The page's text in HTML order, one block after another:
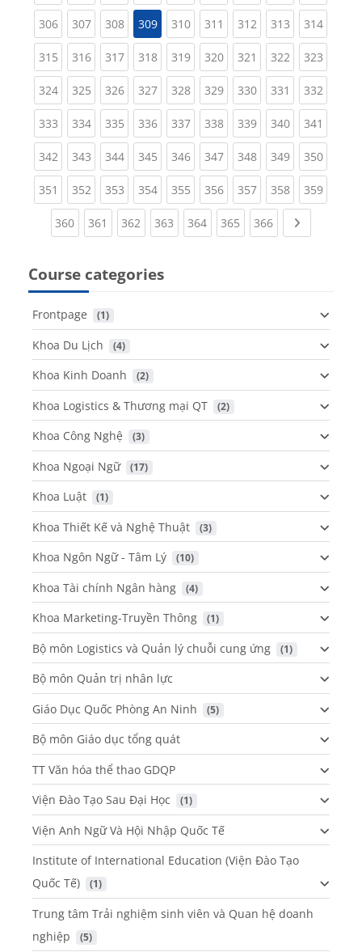
306(current)
307(current)
308(current)
309 310(current)
311 (current)
312(current)
313(current)
314
315(current)
316(current)
317(current)
318(current)
319(current)
320(current)
321 (current)
322(current)
323
324(current)
325(current)
326(current)
327(current)
328(current)
329(current)
330(current)
331 (current)
332
333(current)
334(current)
335(current)
336(current)
337(current)
338(current)
339(current)
340(current)
341
342(current)
343(current)
344(current)
345(current)
346(current)
347(current)
348(current)
349(current)
350
351 (current)
352(current)
353(current)
354(current)
355(current)
356(current)
357(current)
358(current)
359
360(current)
361 (current)
362 (current)
363 (current)
364(current)
365 (current)
366(current)Next page
Course categories
Frontpage (1)
Khoa Du Lịch (4)
Khoa Kinh Doanh (2)
Khoa Logistics & Thương mại QT (2)
Khoa Công Nghệ (3)
Khoa Ngoại Ngữ (17)
Khoa Luật (1)
Khoa Thiết Kế và Nghệ Thuật (3)
Khoa Ngôn Ngữ - Tâm Lý (10)
Khoa Tài chính Ngân hàng (4)
Khoa Marketing-Truyền Thông (1)
Bộ môn Logistics và Quản lý chuỗi cung ứng (1)
Bộ môn Quản trị nhân lực
Giáo Dục Quốc Phòng An Ninh
(5)
Bộ môn Giáo dục tổng quát
TT Văn hóa thể thao GDQP
Viện Đào Tạo Sau Đại Học
(1)
Viện Anh Ngữ Và Hội Nhập Quốc Tế
Institute of International Education (Viện Đào Tạo
Quốc Tế)
(1)
Trung tâm Trải nghiệm sinh viên và Quan hệ doanh
nghiệp
(5)